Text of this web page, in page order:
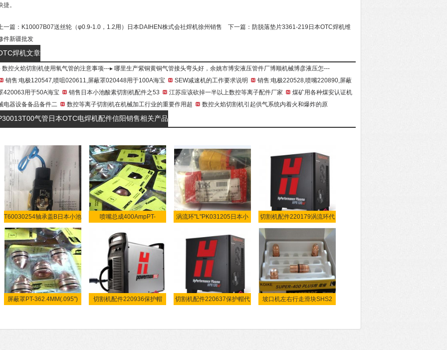
捷。
一篇： K10007B07送丝轮（φ0.9-1.0，1.2用）日本DAIHEN株式会社焊机徐州销售 下一篇： 防脱落垫片3361-219日本OTC焊机维
件新疆批发
焊机文章
数控火焰切割机使用氧气管的注意事项---▸ 哪里生产紫铜黄铜气管接头弯头好，余姚市博安液压管件厂博顺机械博彦液压怎---
销售:电极120547,喷咀020611,屏蔽罩020448用于100A海宝
SEW减速机的工作要求说明
销售:电极220528,喷嘴220890,屏蔽
420063用于50A海宝
销售日本小池酸素切割机配件之53 江苏应该砍掉一半以上数控等离子配件厂家
煤矿用各种煤安认证机
电器设备备品备件二
数控等离子切割机在机械加工行业的重要作用超 数控火焰切割机引起供气系统内着火和爆炸的原
气管日本OTC电焊机配件信阳销售相关产品
T60030254轴承盖B日本小池
酸
喷嘴总成400AmpPT-
涡流环"L"PK031205日本小
切割机配件220179涡流环代
屏蔽罩PT-362.4MM(.095")
切割机配件220936保护帽 切割机配件220637保护帽代 坡口机左右行走滑块SHS2